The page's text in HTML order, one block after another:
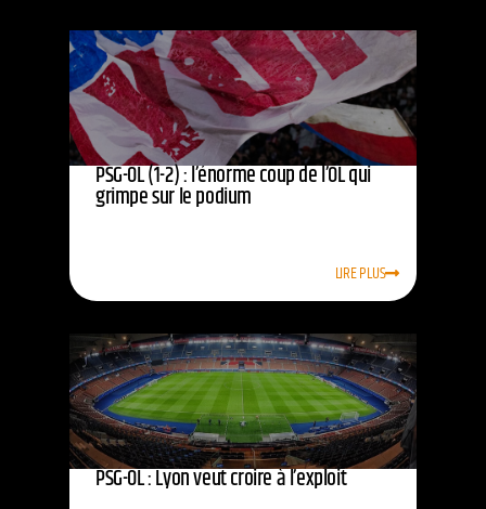
PSG-OL (1-2) : l’énorme coup de l’OL qui
grimpe sur le podium
LIRE PLUS
PSG-OL : Lyon veut croire à l’exploit